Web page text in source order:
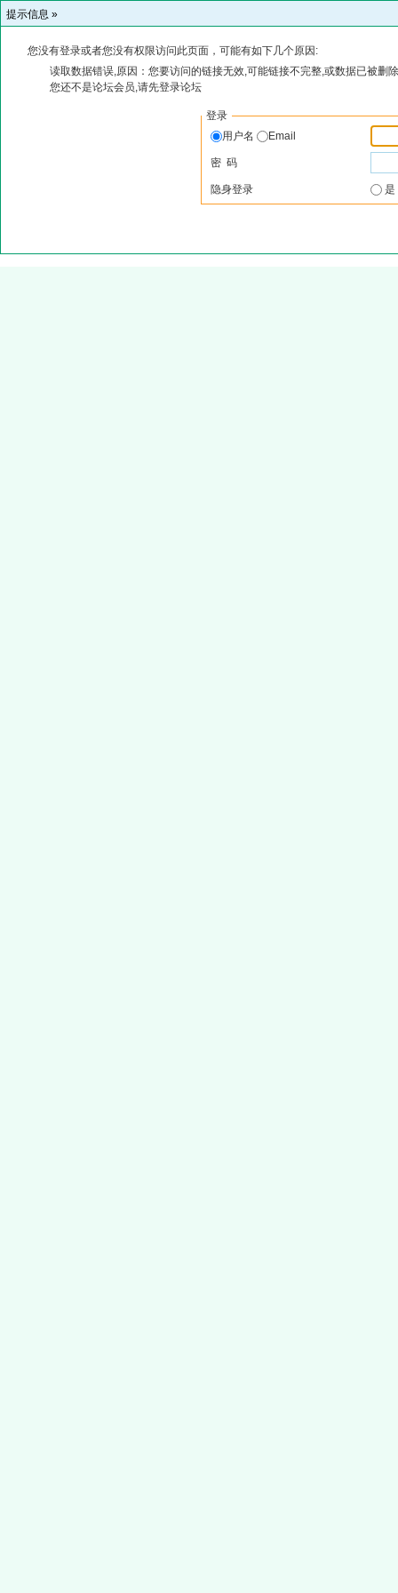
提示信息 »
您没有登录或者您没有权限访问此页面，可能有如下几个原因:
读取数据错误,原因：您要访问的链接无效,可能链接不完整,或数据已被删
您还不是论坛会员,请先登录论坛
登录
用户名
Email
密 码
隐身登录